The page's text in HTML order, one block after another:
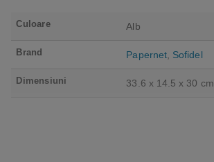
Culoare Alb
Brand Papernet, Sofidel
Dimensiuni 33.6 x 14.5 x 30 cm